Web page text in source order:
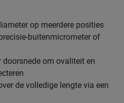
op meerdere posities
buitenmicrometer of
doorsnede om ovaliteit en
de volledige lengte via een